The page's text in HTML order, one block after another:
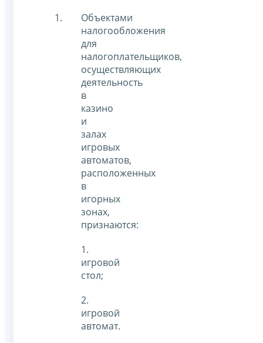
Объектами
налогообложения
для
налогоплательщиков,
осуществляющих
деятельность
в
казино
и
залах
игровых
автоматов,
расположенных
в
игорных
зонах,
признаются:
1.
игровой
стол;
2.
игровой
автомат.